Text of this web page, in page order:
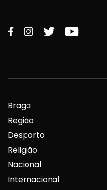
Braga
Região
Desporto
Religião
Nacional
Internacional